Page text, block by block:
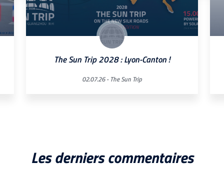
The Sun Trip 2028 : Lyon-Canton !
02.07.26 - The Sun Trip
Les derniers commentaires